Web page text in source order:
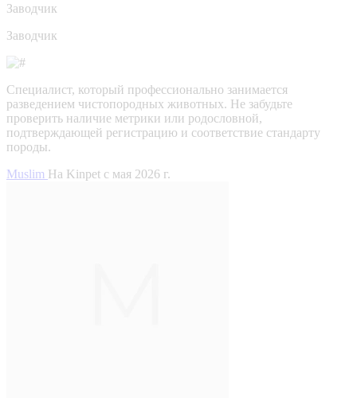
Заводчик
Заводчик
Специалист, который профессионально занимается
разведением чистопородных животных. Не забудьте
проверить наличие метрики или родословной,
подтверждающей регистрацию и соответствие стандарту
породы.
Muslim На Kinpet c мая 2026 г.